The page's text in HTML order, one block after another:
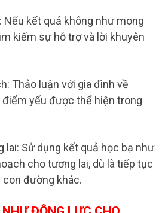
Nếu kết quả không như mong
kiếm sự hỗ trợ và lời khuyên
Thảo luận với gia đình về
yếu được thể hiện trong
lai: Sử dụng kết quả học bạ như
cho tương lai, dù là tiếp tục
đường khác.